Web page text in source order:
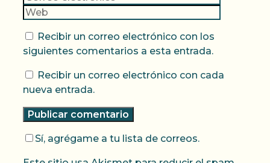
Recibir un correo electrónico con los
siguientes comentarios a esta entrada.
Recibir un correo electrónico con cada
nueva entrada.
Sí, agrégame a tu lista de correos.